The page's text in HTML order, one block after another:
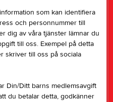
som kan identifiera
och personnummer till
dig av våra tjänster lämnar du
till oss. Exempel på detta
skriver till oss på sociala
Din/Ditt barns medlemsavgift
du betalar detta, godkänner